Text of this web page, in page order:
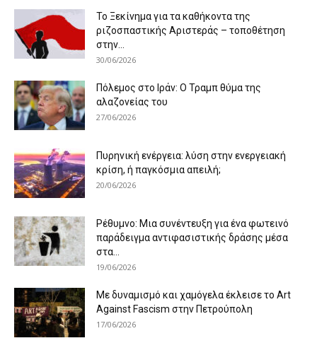
Το Ξεκίνημα για τα καθήκοντα της
ριζοσπαστικής Αριστεράς – τοποθέτηση
στην...
30/06/2026
Πόλεμος στο Ιράν: Ο Τραμπ θύμα της
αλαζονείας του
27/06/2026
Πυρηνική ενέργεια: λύση στην ενεργειακή
κρίση, ή παγκόσμια απειλή;
20/06/2026
Ρέθυμνο: Μια συνέντευξη για ένα φωτεινό
παράδειγμα αντιφασιστικής δράσης μέσα
στα...
19/06/2026
Με δυναμισμό και χαμόγελα έκλεισε το Art
Against Fascism στην Πετρούπολη
17/06/2026